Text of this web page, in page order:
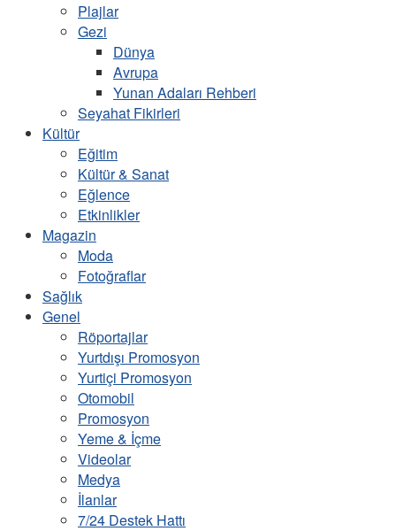
Plajlar
Gezi
Dünya
Avrupa
Yunan Adaları Rehberi
Seyahat Fikirleri
Kültür
Eğitim
Kültür & Sanat
Eğlence
Etkinlikler
Magazin
Moda
Fotoğraflar
Sağlık
Genel
Röportajlar
Yurtdışı Promosyon
Yurtiçi Promosyon
Otomobil
Promosyon
Yeme & İçme
Videolar
Medya
İlanlar
7/24 Destek Hattı